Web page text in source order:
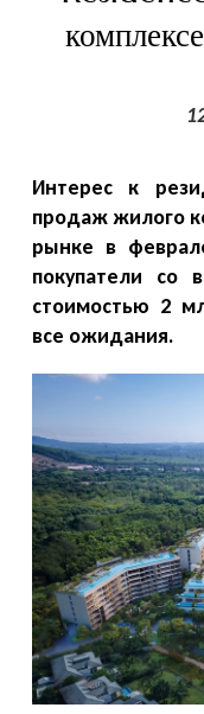
Интерес к
продаж жилого
рынке в
покупатели со
стоимостью 2
все ожидания.